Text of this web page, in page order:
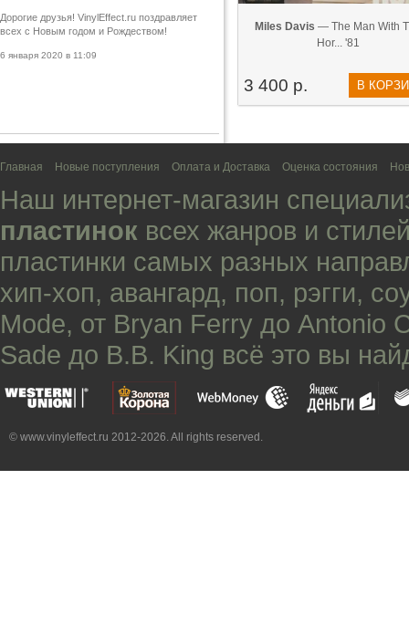
Дорогие друзья! VinylEffect.ru поздравляет
всех с Новым годом и Рождеством!
6 января 2020 в 11:09
Miles Davis — The Man With
Hor... '81
3 400 р. В
Главная Новые поступления Оплата и Доставка Оценка состояния
Наш интернет-магазин
пластинок всех жанров и
пластинки самых разных
хип-хоп, авангард, поп, рэгги,
Mode, от Bryan Ferry до Antonio
Sade до B.B. King всё это вы
© www.vinyleffect.ru 2012-2026. All rights reserved.